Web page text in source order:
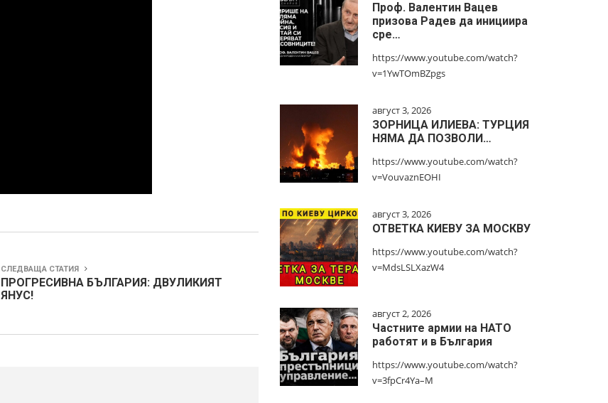
СЛЕДВАЩА СТАТИЯ
ПРОГРЕСИВНА БЪЛГАРИЯ: ДВУЛИКИЯТ
ЯНУС!
Проф. Валентин Вацев
призова Радев да инициира
сре…
https://www.youtube.com/watch?
v=1YwTOmBZpgs
август 3, 2026
ЗОРНИЦА ИЛИЕВА: ТУРЦИЯ
НЯМА ДА ПОЗВОЛИ…
https://www.youtube.com/watch?
v=VouvaznEOHI
август 3, 2026
ОТВЕТКА КИЕВУ ЗА МОСКВУ
https://www.youtube.com/watch?
v=MdsLSLXazW4
август 2, 2026
Частните армии на НАТО
работят и в България
https://www.youtube.com/watch?
v=3fpCr4Ya–M